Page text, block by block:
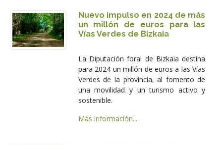
Nuevo impulso en 2024 de más
un millón de euros para las
Vías Verdes de Bizkaia
La Diputación foral de Bizkaia destina
para 2024 un millón de euros a las Vías
Verdes de la provincia, al fomento de
una movilidad y un turismo activo y
sostenible.
Más información...